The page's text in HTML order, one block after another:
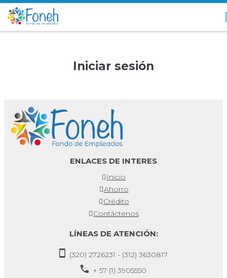
Iniciar sesión
ENLACES DE INTERES
Inicio
Ahorro
Crédito
Contáctenos
LÍNEAS DE ATENCIÓN:
(320) 2726231 - (312) 3630817
+ 57 (1) 3905550